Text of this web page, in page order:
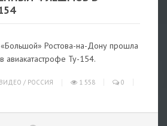
«Большой» Ростова-на-Дону прошла
авиакатастрофе Ту-154.
ВИДЕО / РОССИЯ 1 558 0